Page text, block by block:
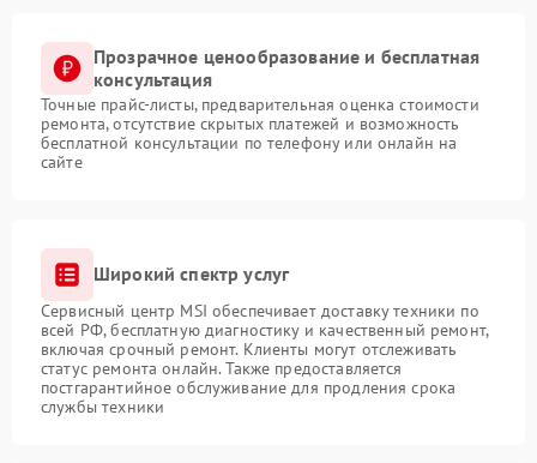
Прозрачное ценообразование и бесплатная
консультация
Точные прайс-листы, предварительная оценка стоимости
ремонта, отсутствие скрытых платежей и возможность
бесплатной консультации по телефону или онлайн на
сайте
Широкий спектр услуг
Сервисный центр MSI обеспечивает доставку техники по
всей РФ, бесплатную диагностику и качественный ремонт,
включая срочный ремонт. Клиенты могут отслеживать
статус ремонта онлайн. Также предоставляется
постгарантийное обслуживание для продления срока
службы техники